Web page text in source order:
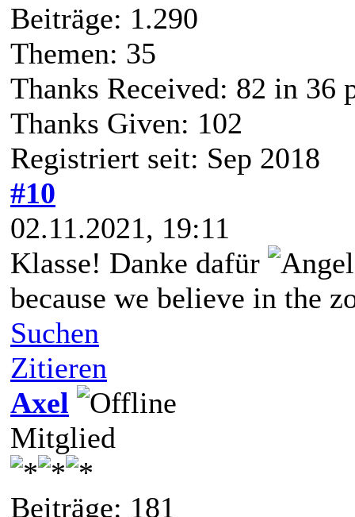
Beiträge: 1.290
Themen: 35
Thanks Received: 82 in 36
Thanks Given: 102
Registriert seit: Sep 2018
#10
02.11.2021, 19:11
Klasse! Danke dafür
because we believe in the
Suchen
Zitieren
Axel
Mitglied
Beiträge: 181